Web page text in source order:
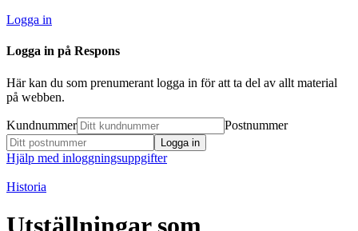
Logga in
Logga in på Respons
Här kan du som prenumerant logga in för att ta del av allt material
på webben.
Kundnummer Postnummer
Hjälp med inloggningsuppgifter
Historia